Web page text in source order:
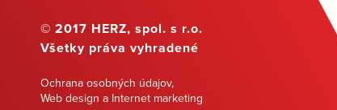
© 2017 HERZ, spol. s r.o.
Všetky práva vyhradené
Ochrana osobných údajov,
Web design a Internet marketing